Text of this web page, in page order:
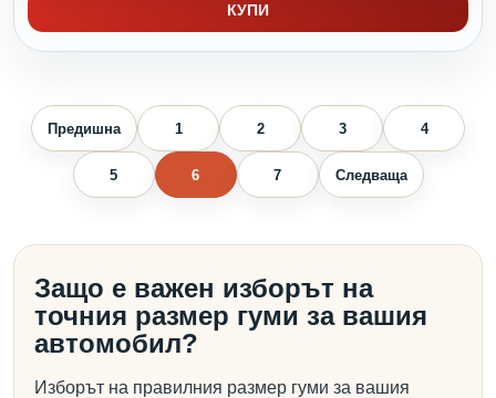
КУПИ
Предишна 1 2 3 4
5 6 7 Следваща
Защо е важен изборът на
точния размер гуми за вашия
автомобил?
Изборът на правилния размер гуми за вашия